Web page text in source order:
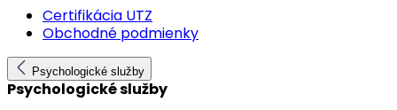
Certifikácia UTZ
Obchodné podmienky
Psychologické služby
Psychologické služby